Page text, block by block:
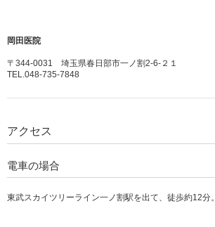
岡田医院
〒344-0031 埼玉県春日部市一ノ割2-6-２１
TEL.048-735-7848
アクセス
電車の場合
東武スカイツリーライン一ノ割駅を出て、徒歩約12分。